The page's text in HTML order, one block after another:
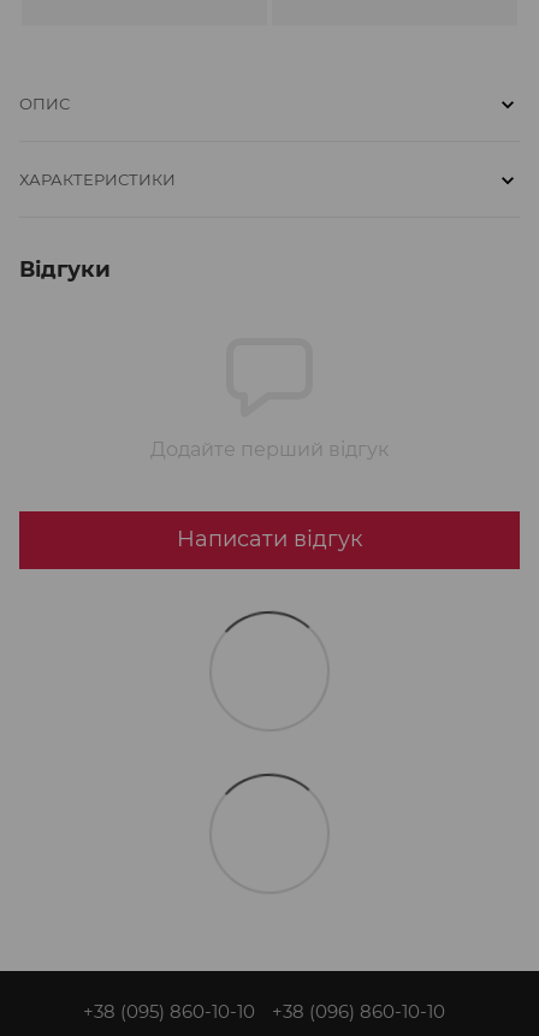
ОПИС
ХАРАКТЕРИСТИКИ
Відгуки
Додайте перший відгук
Написати відгук
+38 (095) 860-10-10
+38 (096) 860-10-10